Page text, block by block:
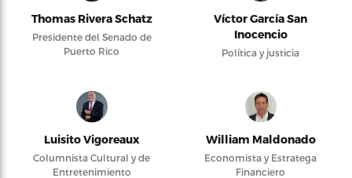
Thomas Rivera Schatz
Presidente del Senado de
Puerto Rico
Víctor García San
Inocencio
Política y justicia
Luisito Vigoreaux
Columnista Cultural y de
Entretenimiento
William Maldonado
Economista y Estratega
Financiero